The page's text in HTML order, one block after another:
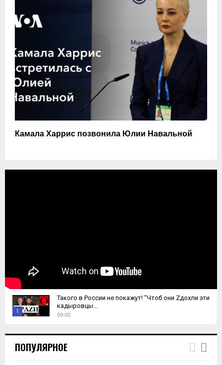
Камала Харрис позвонила Юлии Навальной
1
h
u
Такого в России не покажут! "Чтоб они Zдохли эти
кадыровцы...
09:05
ПОПУЛЯРНОЕ